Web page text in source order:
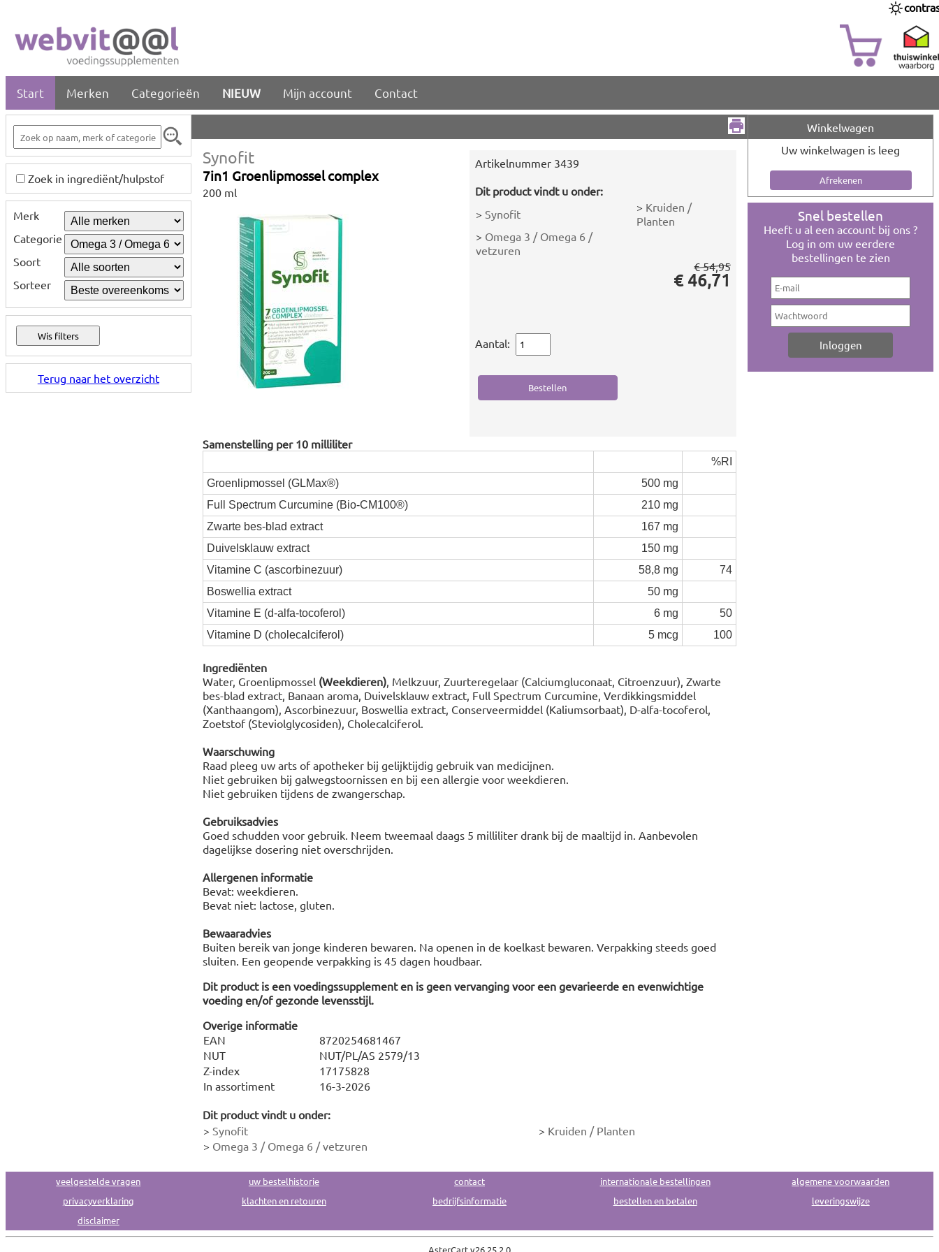
Start Merken Categorieën NIEUW Mijn account Contact
Zoek in ingrediënt/hulpstof
Merk
Categorie
Soort
Sorteer
Terug naar het overzicht
Synofit
7in1 Groenlipmossel complex
200 ml
Artikelnummer 3439
Dit product vindt u onder:
> Synofit > Kruiden /
Planten
> Omega 3 / Omega 6 /
vetzuren
€ 54,95
€ 46,71
Aantal:
Samenstelling per 10 milliliter
%RI
Groenlipmossel (GLMax®)
500 mg
Full Spectrum Curcumine (Bio-CM100®)
210 mg
Zwarte bes-blad extract
167 mg
Duivelsklauw extract
150 mg
Vitamine C (ascorbinezuur)
58,8 mg
74
Boswellia extract
50 mg
Vitamine E (d-alfa-tocoferol)
6 mg
50
Vitamine D (cholecalciferol)
5 mcg 100
Ingrediënten
Water, Groenlipmossel (Weekdieren), Melkzuur, Zuurteregelaar (Calciumgluconaat, Citroenzuur), Zwarte
bes-blad extract, Banaan aroma, Duivelsklauw extract, Full Spectrum Curcumine, Verdikkingsmiddel
(Xanthaangom), Ascorbinezuur, Boswellia extract, Conserveermiddel (Kaliumsorbaat), D-alfa-tocoferol,
Zoetstof (Steviolglycosiden), Cholecalciferol.
Waarschuwing
Raad pleeg uw arts of apotheker bij gelijktijdig gebruik van medicijnen.
Niet gebruiken bij galwegstoornissen en bij een allergie voor weekdieren.
Niet gebruiken tijdens de zwangerschap.
Gebruiksadvies
Goed schudden voor gebruik. Neem tweemaal daags 5 milliliter drank bij de maaltijd in. Aanbevolen
dagelijkse dosering niet overschrijden.
Allergenen informatie
Bevat: weekdieren.
Bevat niet: lactose, gluten.
Bewaaradvies
Buiten bereik van jonge kinderen bewaren. Na openen in de koelkast bewaren. Verpakking steeds goed
sluiten. Een geopende verpakking is 45 dagen houdbaar.
Dit product is een voedingssupplement en is geen vervanging voor een gevarieerde en evenwichtige
voeding en/of gezonde levensstijl.
Overige informatie
EAN
8720254681467
NUT
NUT/PL/AS 2579/13
Z-index
17175828
In assortiment
16-3-2026
Dit product vindt u onder:
> Synofit > Kruiden / Planten
> Omega 3 / Omega 6 / vetzuren
Winkelwagen
Uw winkelwagen is leeg
Snel bestellen
Heeft u al een account bij ons ?
Log in om uw eerdere
bestellingen te zien
veelgestelde vragen uw bestelhistorie contact internationale bestellingen
algemene voorwaarden
privacyverklaring
klachten en retouren bedrijfsinformatie bestellen en betalen
leveringswijze
disclaimer
AsterCart v26.25.2.0